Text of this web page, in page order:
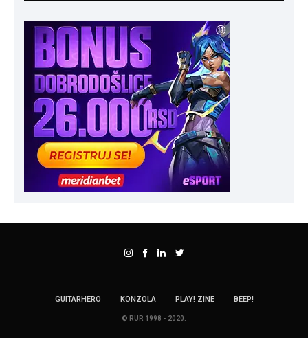
GUITARHERO KONZOLA PLAY! ZINE BEEP!
© RUR 1998 - 2020.